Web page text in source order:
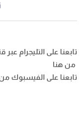
تابعنا على التليجرام
من هنا
تابعنا على الفيسبوك